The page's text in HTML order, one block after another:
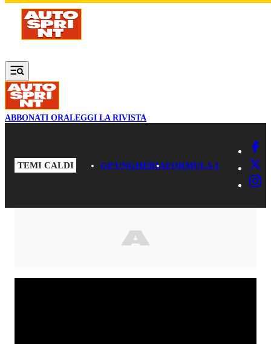
Vai al contenuto principale
ABBONATI ORALEGGI LA RIVISTA
TEMI CALDI GP UNGHERIAFORMULA 1